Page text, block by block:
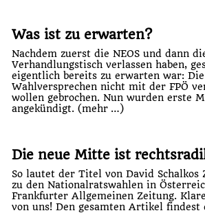
Was ist zu erwarten?
Nachdem zuerst die NEOS und dann
Verhandlungstisch verlassen haben,
eigentlich bereits zu erwarten war:
Wahlversprechen nicht mit der FPÖ
wollen gebrochen. Nun wurden erste
angekündigt. (mehr …)
Die neue Mitte ist
So lautet der Titel von David Schalkos
zu den Nationalratswahlen in
Frankfurter Allgemeinen Zeitung.
von uns! Den gesamten Artikel findest